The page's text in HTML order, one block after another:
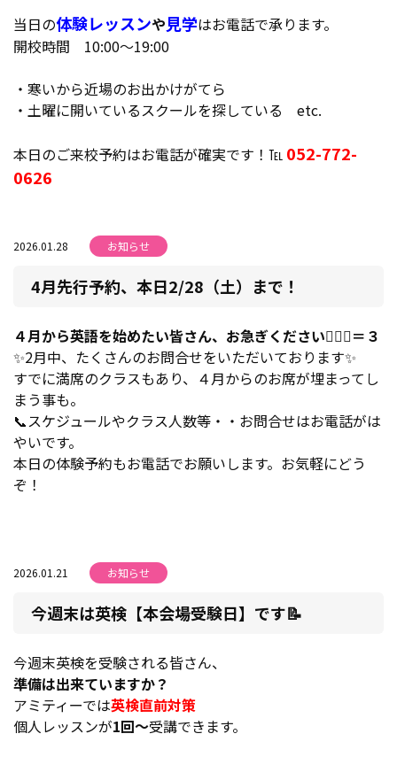
当日の体験レッスンや見学はお電話で承ります。
開校時間 10:00～19:00
・寒いから近場のお出かけがてら
・土曜に開いているスクールを探している etc.
本日のご来校予約はお電話が確実です！℡ 052-772-
0626
2026.01.28 お知らせ
4月先行予約、本日2/28（土）まで！
４月から英語を始めたい皆さん、お急ぎください🏃🏼‍♂️＝３
✨2月中、たくさんのお問合せをいただいております✨
すでに満席のクラスもあり、４月からのお席が埋まってし
まう事も。
📞スケジュールやクラス人数等・・お問合せはお電話がは
やいです。
本日の体験予約もお電話でお願いします。お気軽にどう
ぞ！
2026.01.21 お知らせ
今週末は英検【本会場受験日】です📝
今週末英検を受験される皆さん、
準備は出来ていますか？
アミティーでは英検直前対策
個人レッスンが1回～受講できます。